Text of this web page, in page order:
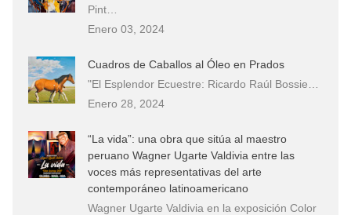
El mundo del arte en pintura surrealista
Pint…
Enero 03, 2024
Cuadros de Caballos al Óleo en Prados
"El Esplendor Ecuestre: Ricardo Raúl Bossie…
Enero 28, 2024
“La vida”: una obra que sitúa al maestro
peruano Wagner Ugarte Valdivia entre las
voces más representativas del arte
contemporáneo latinoamericano
Wagner Ugarte Valdivia en la exposición Color